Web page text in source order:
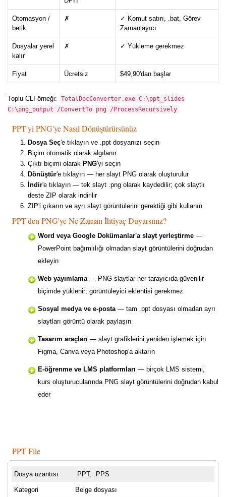
Otomasyon /
betik
✗
✓ Komut satırı, .bat, Görev
Zamanlayıcı
Dosyalar yerel
kalır
✗ ✓ Yükleme gerekmez
Fiyat Ücretsiz $49,90'dan başlar
Toplu CLI örneği:
TotalDocConverter.exe C:\ppt_slides
C:\png_output /ConvertTo png /ProcessRecursively
PPT'yi PNG'ye Nasıl Dönüştürürsünüz
Dosya Seç'e tıklayın ve .ppt dosyanızı seçin
Biçim otomatik olarak algılanır
Çıktı biçimi olarak PNG'yi seçin
Dönüştür'e tıklayın — her slayt PNG olarak oluşturulur
İndir'e tıklayın — tek slayt .png olarak kaydedilir; çok slaytlı
deste ZIP olarak indirilir
ZIP'i çıkarın ve ayrı slayt görüntülerini gerektiği gibi kullanın
PPT'den PNG'ye Ne Zaman İhtiyaç Duyarsınız?
Word veya Google Dokümanlar'a slayt yerleştirme —
PowerPoint bağımlılığı olmadan slayt görüntülerini doğrudan
ekleyin
Web yayımlama— PNG slaytlar her tarayıcıda güvenilir
biçimde yüklenir; görüntüleyici eklentisi gerekmez
Sosyal medya ve e-posta— tam .ppt dosyası olmadan ayrı
slaytları görüntü olarak paylaşın
Tasarım araçları — slayt grafiklerini yeniden işlemek için
Figma, Canva veya Photoshop'a aktarın
E-öğrenme ve LMS platformları — birçok LMS sistemi,
kurs oluşturucularında PNG slayt görüntülerini doğrudan kabul
eder
PPT File
Dosya uzantısı .PPT, .PPS
Kategori Belge dosyası